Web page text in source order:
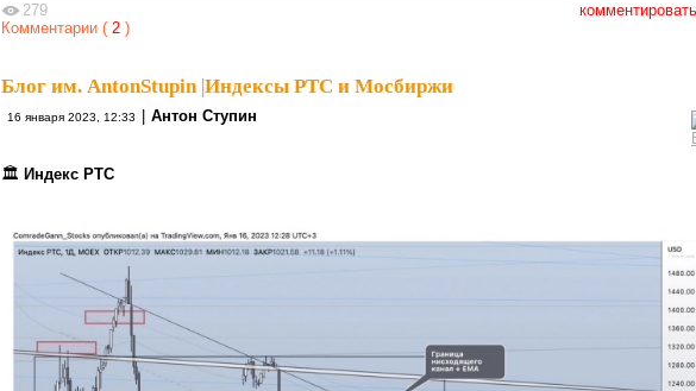
комментировать
279
Комментарии ( 2 )
Блог им. AntonStupin| Индексы РТС и Мосбиржи
16 января 2023, 12:33 Антон Ступин
🏛 Индекс РТС